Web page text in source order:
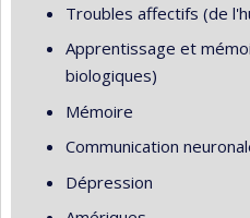
Troubles affectifs (de
Apprentissage et
biologiques)
Mémoire
Communication
Dépression